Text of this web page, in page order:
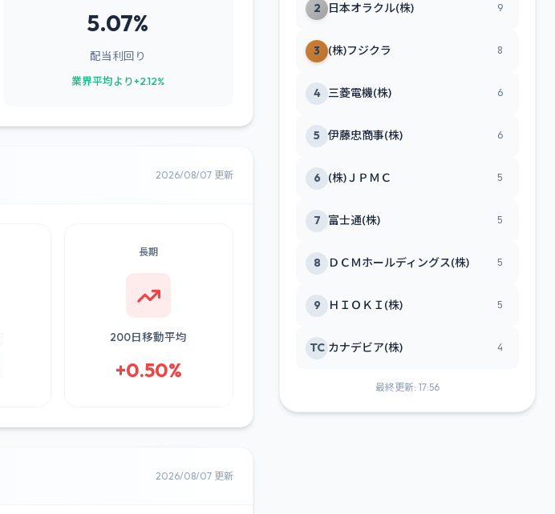
5.07%
配当利回り
業界平均より+2.12%
2026/08/07 更新
長期
200日移動平均
+0.50%
2026/08/07 更新
2 日本オラクル(株) 9
3 (株)フジクラ 8
4 三菱電機(株) 6
5 伊藤忠商事(株) 6
6 (株)ＪＰＭＣ 5
7 富士通(株) 5
8 ＤＣＭホールディングス(株) 5
9 ＨＩＯＫＩ(株) 5
TC カナデビア(株) 4
最終更新: 17:56